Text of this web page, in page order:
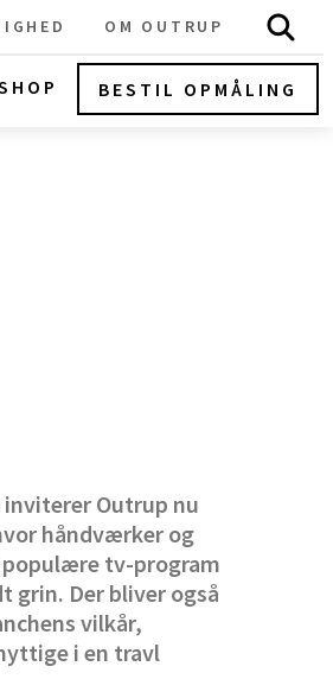
BESTIL OPMÅLING
OM OUTRUP
inviterer Outrup nu
håndværker og
tv-program
grin. Der bliver også
vilkår,
i en travl